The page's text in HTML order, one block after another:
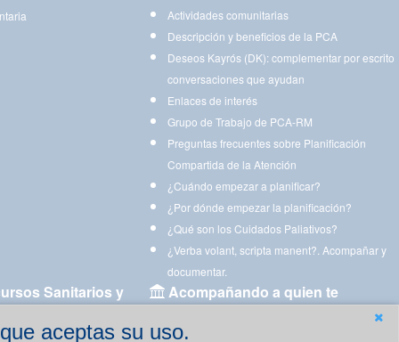
aceptas su uso.
Actividades comunitarias
Descripción y beneficios de la PCA
Deseos Kayrós (DK): complementar por escrito
conversaciones que ayudan
Enlaces de interés
Grupo de Trabajo de PCA-RM
Preguntas frecuentes sobre Planificación
Compartida de la Atención
¿Cuándo empezar a planificar?
¿Por dónde empezar la planificación?
¿Qué son los Cuidados Paliativos?
¿Verba volant, scripta manent?. Acompañar y
documentar.
Sanitarios y
Acompañando a quien te
Aplicaciones para descargar